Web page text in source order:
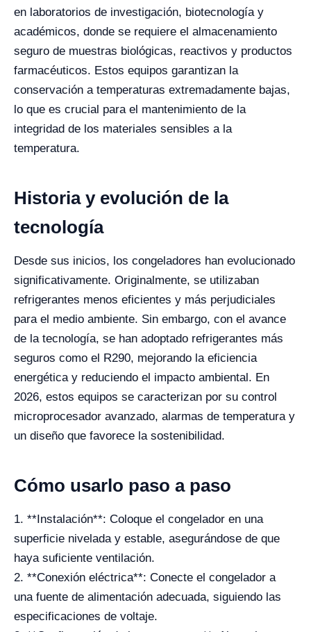
en laboratorios de investigación, biotecnología y
académicos, donde se requiere el almacenamiento
seguro de muestras biológicas, reactivos y productos
farmacéuticos. Estos equipos garantizan la
conservación a temperaturas extremadamente bajas,
lo que es crucial para el mantenimiento de la
integridad de los materiales sensibles a la
temperatura.
Historia y evolución de la
tecnología
Desde sus inicios, los congeladores han evolucionado
significativamente. Originalmente, se utilizaban
refrigerantes menos eficientes y más perjudiciales
para el medio ambiente. Sin embargo, con el avance
de la tecnología, se han adoptado refrigerantes más
seguros como el R290, mejorando la eficiencia
energética y reduciendo el impacto ambiental. En
2026, estos equipos se caracterizan por su control
microprocesador avanzado, alarmas de temperatura y
un diseño que favorece la sostenibilidad.
Cómo usarlo paso a paso
1. **Instalación**: Coloque el congelador en una
superficie nivelada y estable, asegurándose de que
haya suficiente ventilación.
2. **Conexión eléctrica**: Conecte el congelador a
una fuente de alimentación adecuada, siguiendo las
especificaciones de voltaje.